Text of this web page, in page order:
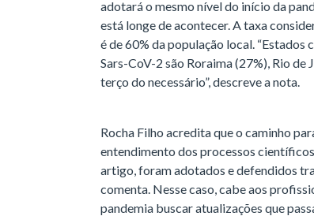
adotará o mesmo nível do início da
está longe de acontecer. A taxa
é de 60% da população local.
Sars-CoV-2 são Roraima (27%), Rio
terço do necessário”, descreve a nota.
Rocha Filho acredita que o caminho
entendimento dos processos
artigo, foram adotados e defendidos
comenta. Nesse caso, cabe aos
pandemia buscar atualizações que